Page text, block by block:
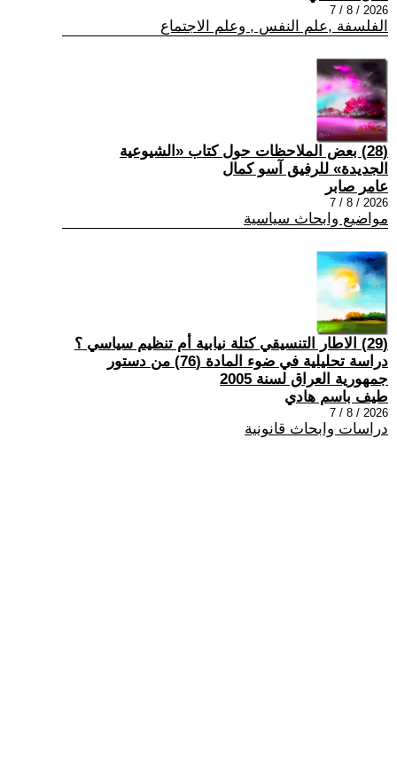
2026 / 8 / 7
الفلسفة ,علم النفس , وعلم الاجتماع
(28) بعض الملاحظات حول كتاب «الشيوعية
الجديدة» للرفيق آسو كمال
عامر صابر
2026 / 8 / 7
مواضيع وابحاث سياسية
(29) الاطار التنسيقي كتلة نيابية أم تنظيم سياسي ؟
دراسة تحليلية في ضوء المادة (76) من دستور
جمهورية العراق لسنة 2005
طيف باسم هادي
2026 / 8 / 7
دراسات وابحاث قانونية